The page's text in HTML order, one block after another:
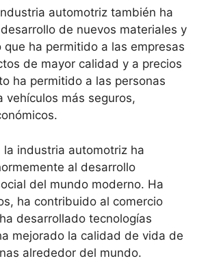
automotriz también ha
de nuevos materiales y
que ha permitido a las empresas
de mayor calidad y a precios
ha permitido a las personas
vehículos más seguros,
la industria automotriz ha
al desarrollo
del mundo moderno. Ha
ha contribuido al comercio
desarrollado tecnologías
mejorado la calidad de vida de
alrededor del mundo.